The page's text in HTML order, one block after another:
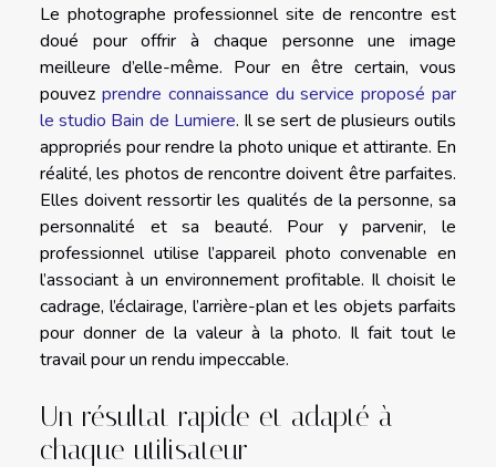
Le photographe professionnel site de rencontre est
doué pour offrir à chaque personne une image
meilleure d’elle-même. Pour en être certain, vous
pouvez prendre connaissance du service proposé par
le studio Bain de Lumiere. Il se sert de plusieurs outils
appropriés pour rendre la photo unique et attirante. En
réalité, les photos de rencontre doivent être parfaites.
Elles doivent ressortir les qualités de la personne, sa
personnalité et sa beauté. Pour y parvenir, le
professionnel utilise l’appareil photo convenable en
l’associant à un environnement profitable. Il choisit le
cadrage, l’éclairage, l’arrière-plan et les objets parfaits
pour donner de la valeur à la photo. Il fait tout le
travail pour un rendu impeccable.
Un résultat rapide et adapté à
chaque utilisateur